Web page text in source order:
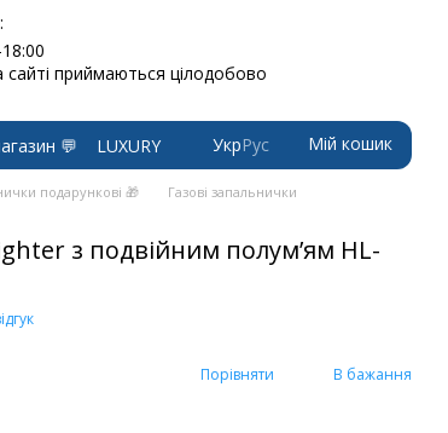
приймаються цілодобово
💬
LUXURY
УкрРус Мій кошик
подарункові 🎁
Газові запальнички
з подвійним полум’ям HL-
Порівняти В бажання